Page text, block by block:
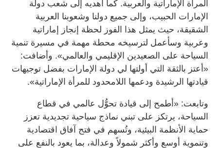
المرأة الإماراتية والعربية. كما أهديه إلى شعب دولة
الإمارات الحبيب، وإلى جميع دولنا وشعوبنا العربية
الشقيقة، حيث يمثل هذا الفوز لحظة إنجاز إماراتية
وعربية وسأعمل لترسيخه محطة مهمة في مسيرة تنمية
السياحة على الصعيدين الإقليمي والعالمي». وأضافت:
«أعتز بالثقة التي أولتها لي دولة الإمارات بفضل توجيهات
قيادتها الرشيدة ودعمها اللامحدود للمرأة الإماراتية».
وتابعت: «أطمح إلى قيادة تحوُّل عالمي في قطاع
السياحة، يرتكز على تبني نماذج سياحية تجديدية تعزز
حماية الأنظمة البيئية، وتُسهم في فتح آفاق اقتصادية
وتنموية أوسع وأكثر شمولاً وعدالة، بما يعود بالنفع على